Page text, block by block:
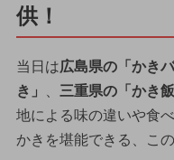
供！
当日は広島県の「かき
き」
三重県の「かき飯
地による味の違いや食
かきを堪能できる、こ